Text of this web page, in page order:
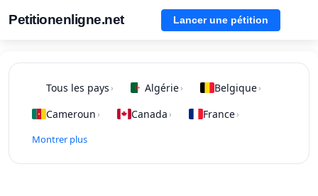
Petitionenligne.net Lancer une pétition
Tous les pays › Algérie› Belgique›
Cameroun › Canada › France›
Montrer plus